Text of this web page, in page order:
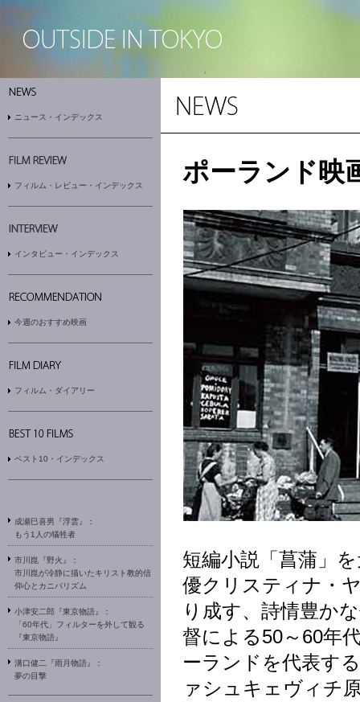
ニュース・インデックス
フィルム・レビュー・インデックス
インタビュー・インデックス
今週のおすすめ映画
フィルム・ダイアリー
ベスト10・インデックス
成瀬巳喜男『浮雲』：
もう1人の犠牲者
市川崑『野火』：
市川崑が冷静に描いたキリスト教的信
仰心とカニバリズム
小津安二郎『東京物語』：
「60年代」フィルターを外して観る
『東京物語』
溝口健二『雨月物語』：
夢の目撃
ポーランド映
短編小説「菖蒲」
優クリスティナ・
り成す、詩情豊か
督による50～60年
ーランドを代表す
ァシュキェヴィチ